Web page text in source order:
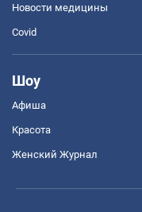
Новости медицины
Covid
Шоу
Афиша
Красота
Женский Журнал